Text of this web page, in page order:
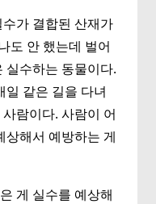
가 결합된 산재가
도 안 했는데 벌어
실수하는 동물이다.
일 같은 길을 다녀
람이다. 사람이 어
상해서 예방하는 게
게 실수를 예상해